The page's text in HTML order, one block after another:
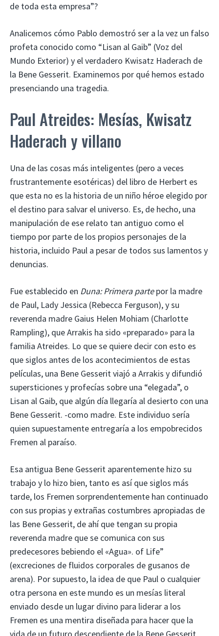
de toda esta empresa”?
Analicemos cómo Pablo demostró ser a la vez un falso
profeta conocido como “Lisan al Gaib” (Voz del
Mundo Exterior) y el verdadero Kwisatz Haderach de
la Bene Gesserit. Examinemos por qué hemos estado
presenciando una tragedia.
Paul Atreides: Mesías, Kwisatz
Haderach y villano
Una de las cosas más inteligentes (pero a veces
frustrantemente esotéricas) del libro de Herbert es
que esta no es la historia de un niño héroe elegido por
el destino para salvar el universo. Es, de hecho, una
manipulación de ese relato tan antiguo como el
tiempo por parte de los propios personajes de la
historia, incluido Paul a pesar de todos sus lamentos y
denuncias.
Fue establecido en Duna: Primera partepor la madre
de Paul, Lady Jessica (Rebecca Ferguson), y su
reverenda madre Gaius Helen Mohiam (Charlotte
Rampling), que Arrakis ha sido «preparado» para la
familia Atreides. Lo que se quiere decir con esto es
que siglos antes de los acontecimientos de estas
películas, una Bene Gesserit viajó a Arrakis y difundió
supersticiones y profecías sobre una “elegada”, o
Lisan al Gaib, que algún día llegaría al desierto con una
Bene Gesserit. -como madre. Este individuo sería
quien supuestamente entregaría a los empobrecidos
Fremen al paraíso.
Esa antigua Bene Gesserit aparentemente hizo su
trabajo y lo hizo bien, tanto es así que siglos más
tarde, los Fremen sorprendentemente han continuado
con sus propias y extrañas costumbres apropiadas de
las Bene Gesserit, de ahí que tengan su propia
reverenda madre que se comunica con sus
predecesores bebiendo el «Agua». of Life”
(excreciones de fluidos corporales de gusanos de
arena). Por supuesto, la idea de que Paul o cualquier
otra persona en este mundo es un mesías literal
enviado desde un lugar divino para liderar a los
Fremen es una mentira diseñada para hacer que la